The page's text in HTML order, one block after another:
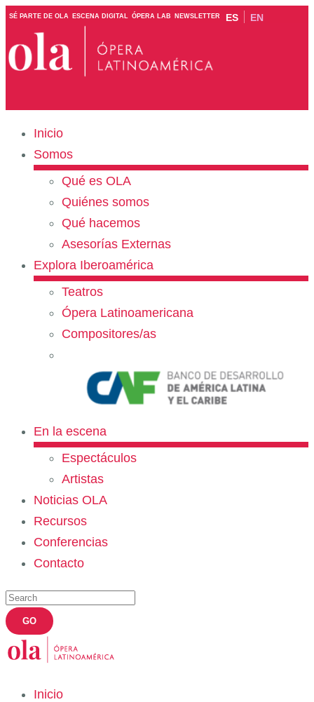
SÉ PARTE DE OLA ESCENA DIGITAL ÓPERA LAB NEWSLETTER ES EN
Inicio
Somos
Qué es OLA
Quiénes somos
Qué hacemos
Asesorías Externas
Explora Iberoamérica
Teatros
Ópera Latinoamericana
Compositores/as
En la escena
Espectáculos
Artistas
Noticias OLA
Recursos
Conferencias
Contacto
Inicio